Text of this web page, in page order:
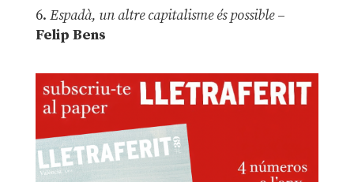
6. Espadà, un altre capitalisme és possible –
Felip Bens